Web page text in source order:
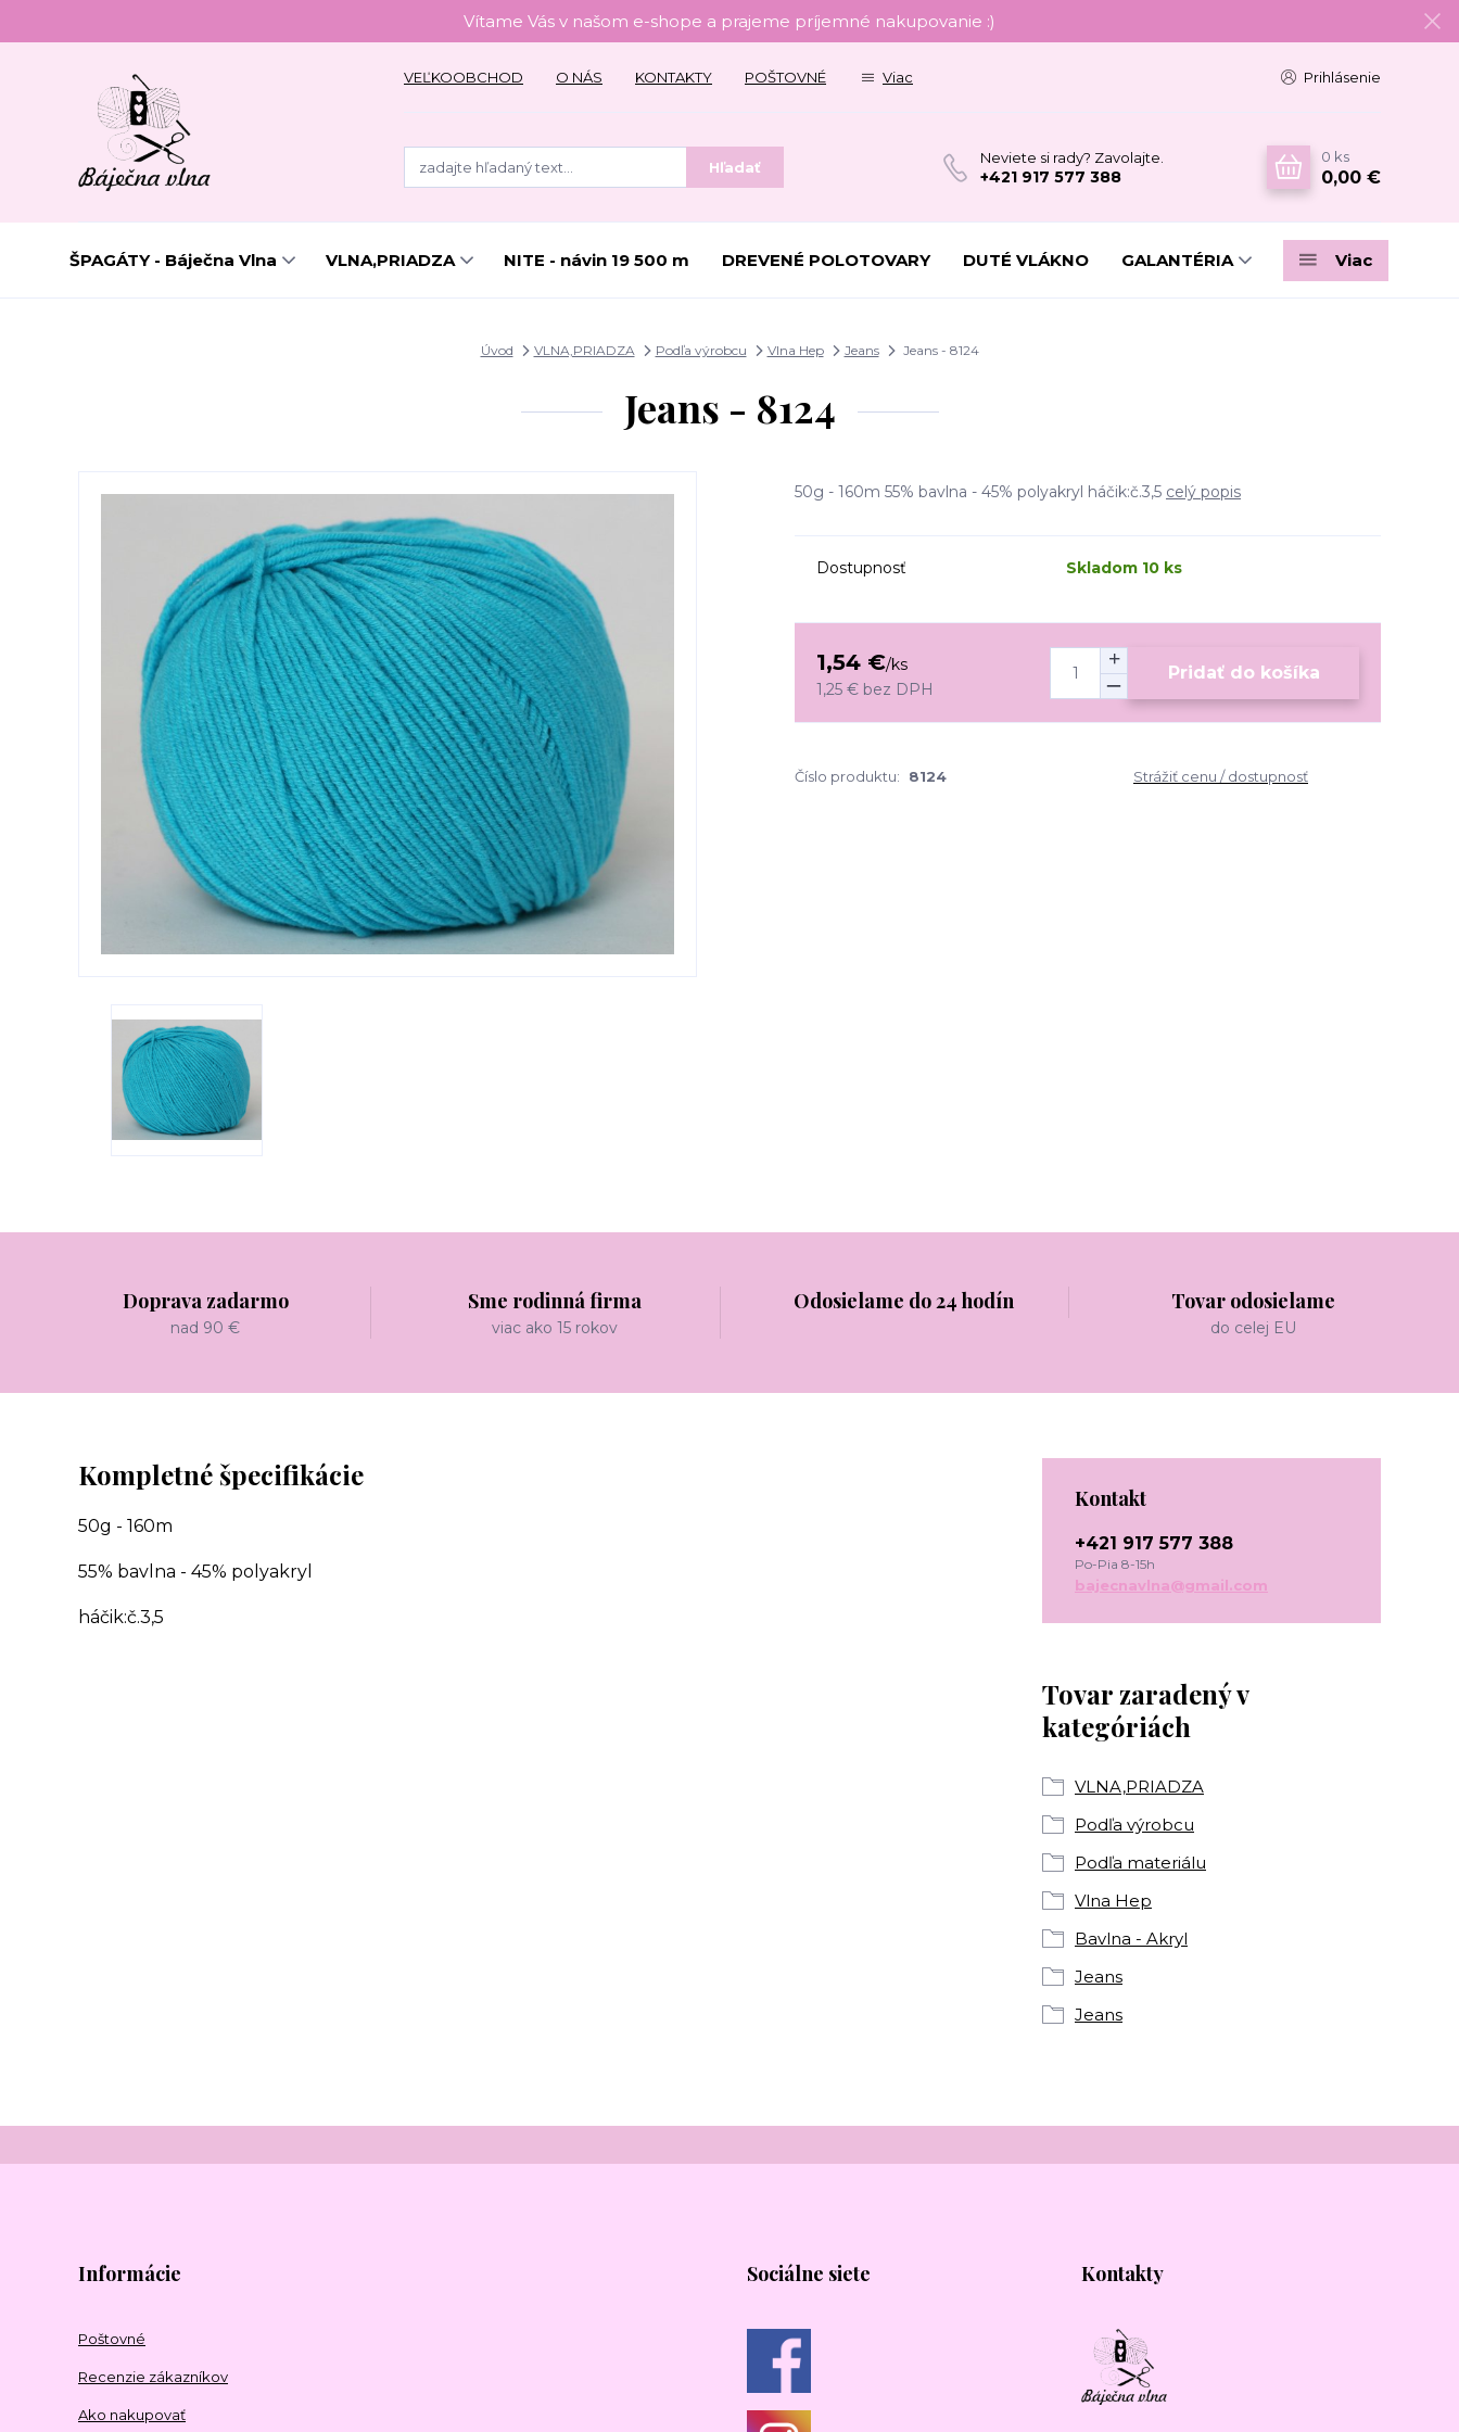
Vítame Vás v našom e-shope a prajeme príjemné nakupovanie :)
VEĽKOOBCHOD O NÁS KONTAKTY POŠTOVNÉ Viac Prihlásenie
Hľadať
Neviete si rady? Zavolajte.
+421 917 577 388
0 ks
0,00 €
ŠPAGÁTY - Báječna Vlna VLNA,PRIADZA NITE - návin 19 500 m DREVENÉ POLOTOVARY DUTÉ VLÁKNO GALANTÉRIA Viac
Úvod VLNA,PRIADZA Podľa výrobcu Vlna Hep Jeans Jeans - 8124
Jeans - 8124
50g - 160m 55% bavlna - 45% polyakryl háčik:č.3,5 celý popis
Dostupnosť Skladom 10 ks
1,54 €/ks
1,25 € bez DPH
Pridať do košíka
Číslo produktu: 8124 Strážiť cenu / dostupnosť
Doprava zadarmo
nad 90 €
Sme rodinná firma
viac ako 15 rokov
Odosielame do 24 hodín Tovar odosielame
do celej EU
Kompletné špecifikácie
50g - 160m
55% bavlna - 45% polyakryl
háčik:č.3,5
Tovar zaradený v
kategóriách
VLNA,PRIADZA
Podľa výrobcu
Podľa materiálu
Vlna Hep
Bavlna - Akryl
Jeans
Jeans
Kontakt
+421 917 577 388
Po-Pia 8-15h
bajecnavlna@gmail.com
Informácie
Poštovné
Recenzie zákazníkov
Ako nakupovať
Sociálne siete Kontakty